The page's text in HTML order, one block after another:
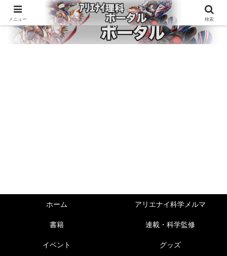
ホーム アリエナイ科学メルマ
書籍 連載・科学監修
イベント グッズ
メニュー 検索